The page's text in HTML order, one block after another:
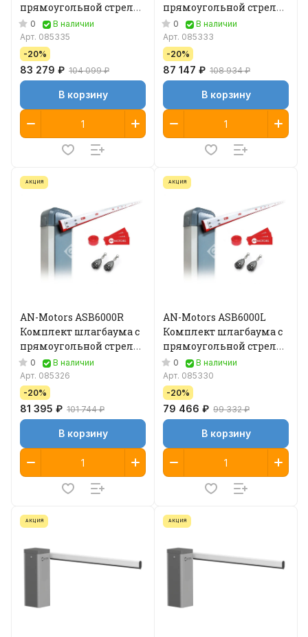
прямоугольной стрелой
6,3 метра)
0
В наличии
Арт. 085335
-20%
83 279 ₽ 104 099 ₽
В корзину
прямоугольной стрелой
6,3 м
0
В наличии
Арт. 085333
-20%
87 147 ₽ 108 934 ₽
В корзину
АКЦИЯ
AN-Motors ASB6000R
Комплект шлагбаума с
прямоугольной стрелой
5,3 м
0
В наличии
Арт. 085326
-20%
81 395 ₽ 101 744 ₽
В корзину
АКЦИЯ
AN-Motors ASB6000L
Комплект шлагбаума с
прямоугольной стрелой
4,3 м
0
В наличии
Арт. 085330
-20%
79 466 ₽ 99 332 ₽
В корзину
АКЦИЯ АКЦИЯ